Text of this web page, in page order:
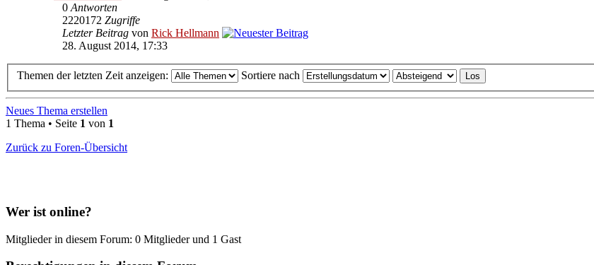
0 Antworten
2220172 Zugriffe
Letzter Beitrag von Rick Hellmann
28. August 2014, 17:33
Themen der letzten Zeit anzeigen: Sortiere nach
Neues Thema erstellen
1 Thema • Seite 1 von 1
Zurück zu Foren-Übersicht
Wer ist online?
Mitglieder in diesem Forum: 0 Mitglieder und 1 Gast